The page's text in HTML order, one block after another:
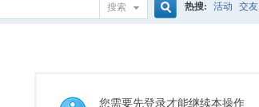
搜索
索
热搜: 活动 交友
您需要先登录才能继续本操作